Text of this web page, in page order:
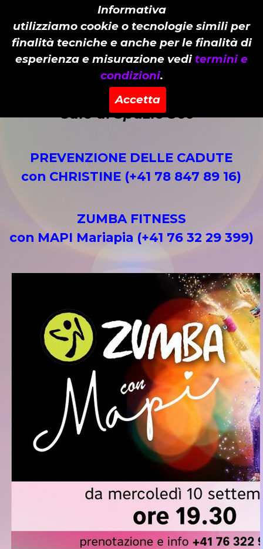
Informativa
utilizziamo cookie o tecnologie simili per
finalità tecniche e anche per le finalità di
esperienza e misurazione veditermini e
condizioni.
Accetta
corsi non Qualicert
sale di Spazio 360°
PREVENZIONE DELLE CADUTE
con CHRISTINE (+41 78 847 89 16)
ZUMBA FITNESS
con MAPI Mariapia (+41 76 32 29 399)